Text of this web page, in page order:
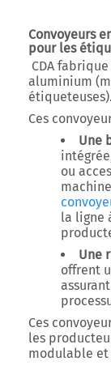
Convoyeurs
pour les
CDA
aluminium
étiqueteuses).
Ces
Une
ou
la ligne
Une
offrent
Ces
les
modulable